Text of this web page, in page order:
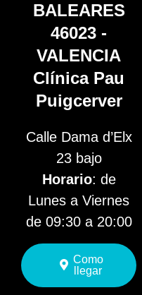
BALEARES
46023 -
VALENCIA
Clínica Pau
Puigcerver
Calle Dama d’Elx
23 bajo
Horario: de
Lunes a Viernes
de 09:30 a 20:00
Como
llegar